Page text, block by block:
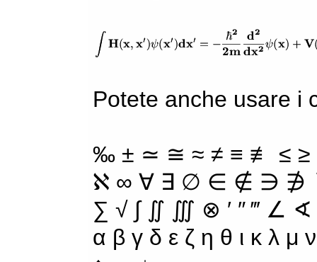
Potete anche usare i
‰ ± ≃ ≅ ≈ ≠ ≡ ≢ ≤
ℵ ∞ ∀ ∃ ∅ ∈ ∉ ∋ ∌
∑ √ ∫ ∬ ∭ ⊗ ′ ″ ‴ ∠
α β γ δ ε ζ η θ ι κ λ